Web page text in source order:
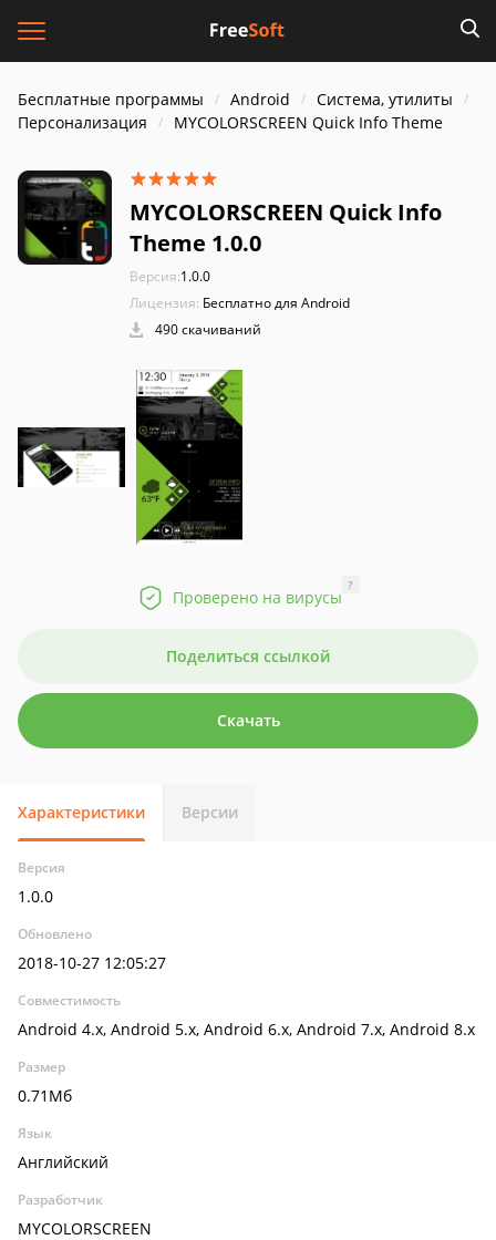
Бесплатные программы Android
Система, утилиты
Персонализация
MYCOLORSCREEN Quick Info Theme
MYCOLORSCREEN Quick Info
Theme 1.0.0
Версия:1.0.0
Лицензия: Бесплатно для Android
490 скачиваний
Проверено на вирусы
?
Поделиться ссылкой
Скачать
Характеристики Версии
Версия
1.0.0
Обновлено
2018-10-27 12:05:27
Совместимость
Android 4.x, Android 5.x, Android 6.x, Android 7.x, Android 8.x
Размер
0.71Мб
Язык
Английский
Разработчик
MYCOLORSCREEN